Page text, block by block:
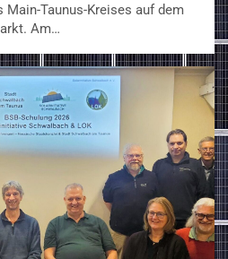
Main-Taunus-Kreises auf dem
Am…